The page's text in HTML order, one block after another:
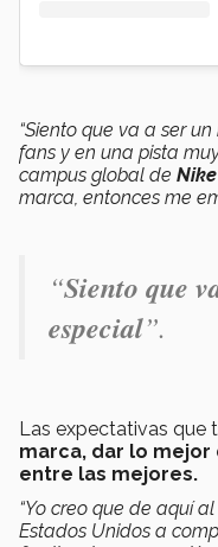
“Siento que va a ser
fans y en una pista
campus global de Nike
marca, entonces me
“Siento que
especial”.
Las expectativas que
marca, dar lo
entre las mejores.
“Yo creo que de aquí
Estados Unidos a